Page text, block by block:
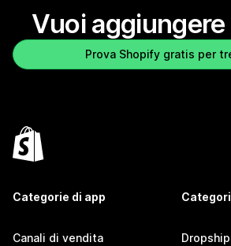
Vuoi aggiungere
Prova Shopify gratis per
Categorie di app
Canali di vendita